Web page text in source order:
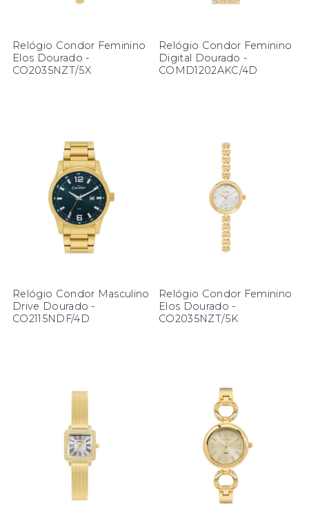
Relógio Condor Feminino
Elos Dourado -
CO2035NZT/5X
Relógio Condor Feminino
Digital Dourado -
COMD1202AKC/4D
Relógio Condor Masculino
Drive Dourado -
CO2115NDF/4D
Relógio Condor Feminino
Elos Dourado -
CO2035NZT/5K